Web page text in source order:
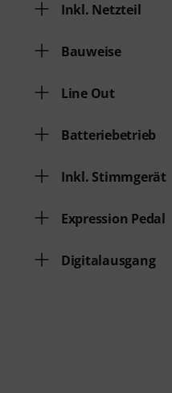
Inkl. Netzteil
Bauweise
Line Out
Batteriebetrieb
Inkl. Stimmgerät
Expression Pedal
Digitalausgang